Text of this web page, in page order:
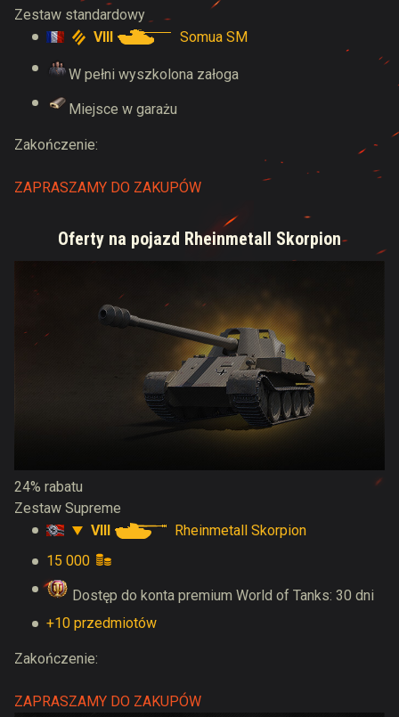
Zestaw standardowy
VIII
Somua SM
W pełni wyszkolona załoga
Miejsce w garażu
Zakończenie:
ZAPRASZAMY DO ZAKUPÓW
Oferty na pojazd Rheinmetall Skorpion
24% rabatu
Zestaw Supreme
VIII
Rheinmetall Skorpion
15 000
Dostęp do konta premium World of Tanks: 30 dni
+10 przedmiotów
Zakończenie:
ZAPRASZAMY DO ZAKUPÓW